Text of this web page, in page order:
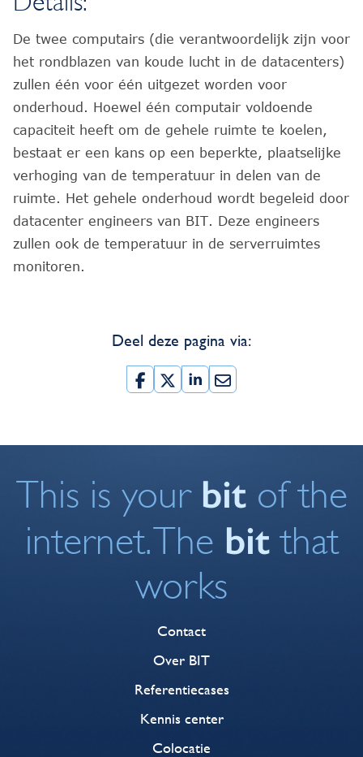
De twee computairs (die verantwoordelijk zijn voor
het rondblazen van koude lucht in de datacenters)
zullen één voor één uitgezet worden voor
onderhoud. Hoewel één computair voldoende
capaciteit heeft om de gehele ruimte te koelen,
bestaat er een kans op een beperkte, plaatselijke
verhoging van de temperatuur in delen van de
ruimte. Het gehele onderhoud wordt begeleid door
datacenter engineers van BIT. Deze engineers
zullen ook de temperatuur in de serverruimtes
monitoren.
Deel deze pagina via:
This is your bitof the
internet. The bitthat
works
Contact
Over BIT
Referentiecases
Kennis center
Colocatie